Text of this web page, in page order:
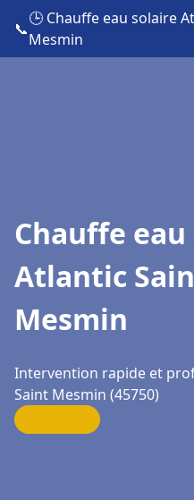
📞
🕒 Chauffe eau solaire
Mesmin
Chauffe
Atlantic
Mesmin
Intervention rapide et
Saint Mesmin (45750)